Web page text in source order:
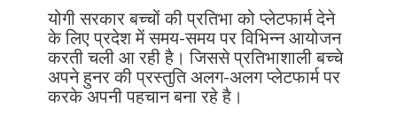
योगी सरकार बच्चों की प्रतिभा को प्लेटफार्म देने
के लिए प्रदेश में समय-समय पर विभिन्न आयोजन
करती चली आ रही है। जिससे प्रतिभाशाली बच्चे
अपने हुनर की प्रस्तुति अलग-अलग प्लेटफार्म पर
करके अपनी पहचान बना रहे है।